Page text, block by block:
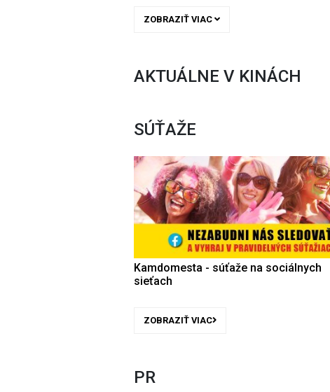
ZOBRAZIŤ VIAC
AKTUÁLNE V KINÁCH
SÚŤAŽE
Kamdomesta - súťaže na sociálnych
sieťach
ZOBRAZIŤ VIAC
PR